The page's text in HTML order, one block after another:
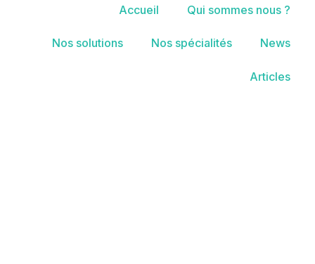
Accueil Qui sommes nous ?
Nos solutions Nos spécialités News
Articles